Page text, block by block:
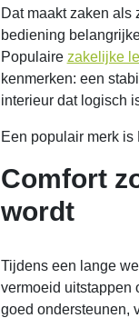
Dat maakt zaken als
bediening
Populaire zakelijke
kenmerken: een
interieur dat logisch
Een populair merk is
Comfort
wordt
Tijdens een lange
vermoeid uitstappen
goed ondersteunen,